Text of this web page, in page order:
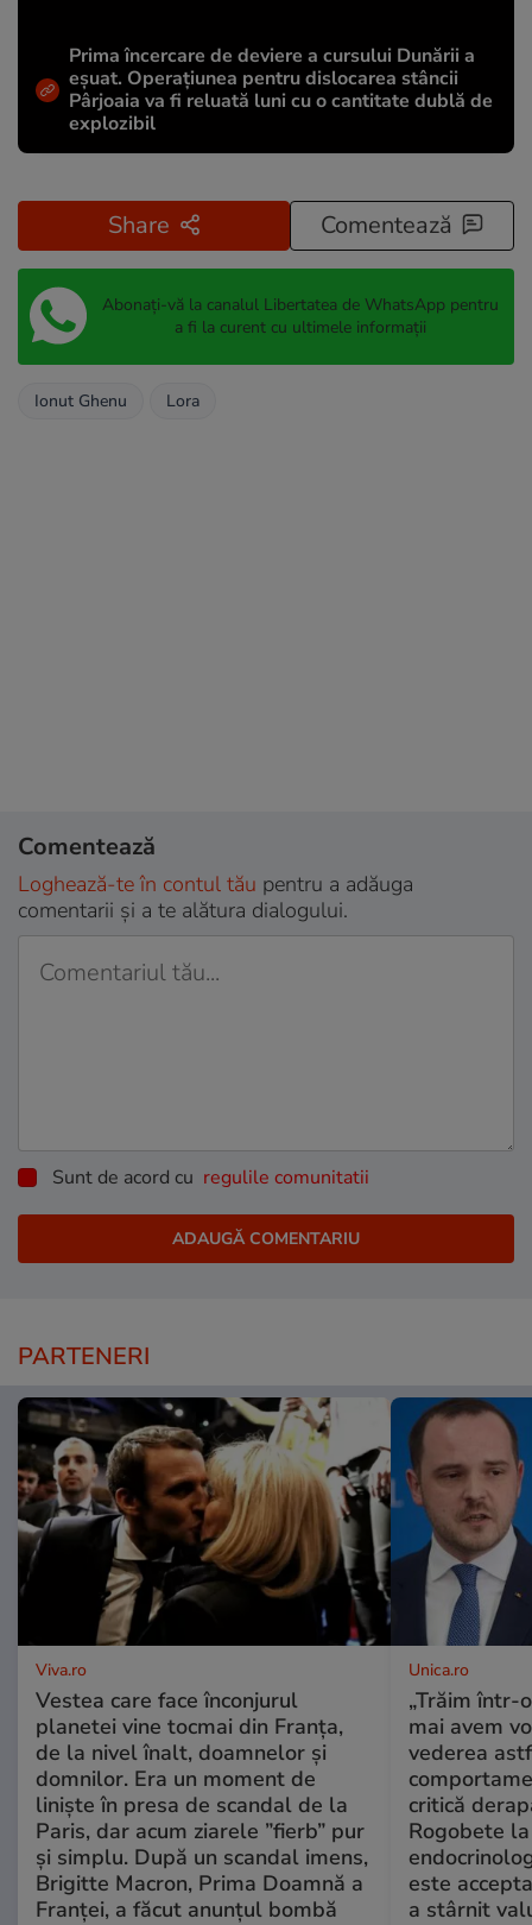
Prima încercare de deviere a cursului Dunării a
eșuat. Operațiunea pentru dislocarea stâncii
Pârjoaia va fi reluată luni cu o cantitate dublă de
explozibil
Share Comentează
Abonați-vă la canalul Libertatea de WhatsApp pentru
a fi la curent cu ultimele informații
Ionut Ghenu Lora
Comentează
Loghează-te în contul tău pentru a adăuga
comentarii și a te alătura dialogului.
Sunt de acord cu regulile comunitatii
PARTENERI
Viva.ro
Vestea care face înconjurul
planetei vine tocmai din Franța,
de la nivel înalt, doamnelor și
domnilor. Era un moment de
liniște în presa de scandal de la
Paris, dar acum ziarele ”fierb” pur
și simplu. După un scandal imens,
Brigitte Macron, Prima Doamnă a
Franței, a făcut anunțul bombă
Unica.ro
„Trăim într-
mai avem
vederea
critică
Rogobete
este
a stârnit